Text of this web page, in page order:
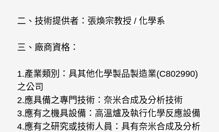
二、技術提供者： 張煥宗教授 / 化學系
三、廠商資格：
1.產業類別： 具其他化學製品製造業(C802990)
之公司
2.應具備之專門技術： 奈米合成及分析技術
3.應有之機具設備： 高溫爐及執行化學反應設備
4.應有之研究或技術人員： 具有奈米合成及分析